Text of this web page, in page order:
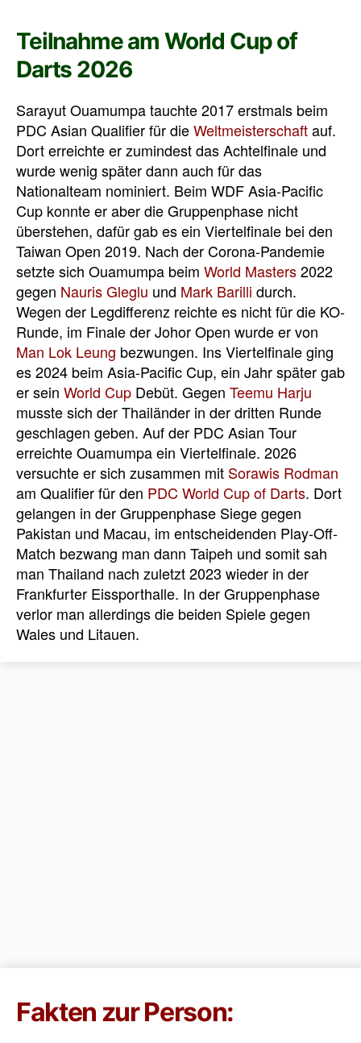
Teilnahme am World Cup of
Darts 2026
Sarayut Ouamumpa tauchte 2017 erstmals beim
PDC Asian Qualifier für dieWeltmeisterschaftauf.
Dort erreichte er zumindest das Achtelfinale und
wurde wenig später dann auch für das
Nationalteam nominiert. Beim WDF Asia-Pacific
Cup konnte er aber die Gruppenphase nicht
überstehen, dafür gab es ein Viertelfinale bei den
Taiwan Open 2019. Nach der Corona-Pandemie
setzte sich Ouamumpa beim World Masters2022
gegen Nauris Gleglu und Mark Barilli durch.
Wegen der Legdifferenz reichte es nicht für die KO-
Runde, im Finale der Johor Open wurde er von
Man Lok Leung bezwungen. Ins Viertelfinale ging
es 2024 beim Asia-Pacific Cup, ein Jahr später gab
er sein World Cup Debüt. Gegen Teemu Harju
musste sich der Thailänder in der dritten Runde
geschlagen geben. Auf der PDC Asian Tour
erreichte Ouamumpa ein Viertelfinale. 2026
versuchte er sich zusammen mit Sorawis Rodman
am Qualifier für den PDC World Cup of Darts. Dort
gelangen in der Gruppenphase Siege gegen
Pakistan und Macau, im entscheidenden Play-Off-
Match bezwang man dann Taipeh und somit sah
man Thailand nach zuletzt 2023 wieder in der
Frankfurter Eissporthalle. In der Gruppenphase
verlor man allerdings die beiden Spiele gegen
Wales und Litauen.
Fakten zur Person: